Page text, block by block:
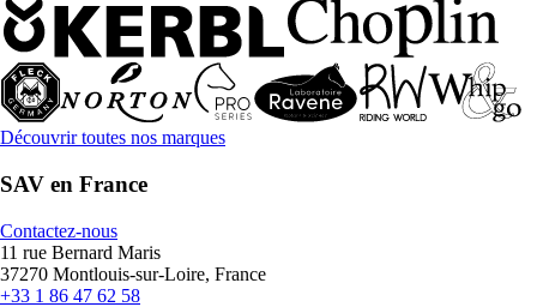
Découvrir toutes nos marques
SAV en France
Contactez-nous
11 rue Bernard Maris
37270 Montlouis-sur-Loire, France
+33 1 86 47 62 58